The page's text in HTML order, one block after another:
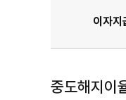
이자지
중도해지이